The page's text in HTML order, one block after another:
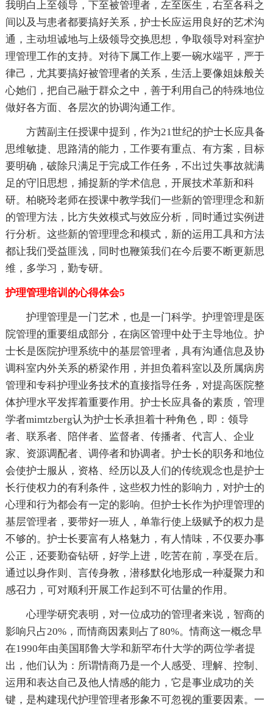
我明白上至领导，下至被管理者，左至医生，右至各科之
间以及与患者都要搞好关系，护士长应运用良好的艺术沟
通，主动坦诚地与上级领导交换思想，争取领导对科室护
理管理工作的支持。对待下属工作上要一碗水端平，严于
律己，尤其要搞好被管理者的关系，生活上要像姐妹般关
心她们，把自己融于群众之中，善于利用自己的特殊地位
做好各方面、各层次的协调沟通工作。
方茜副主任授课中提到，作为21世纪的护士长应具备
思维敏捷、思路清的能力，工作要有重点、有方案，目标
要明确，破除只满足于完成工作任务，不出过失事故就满
足的守旧思想，捕捉新的学术信息，开展技术革新和科
研。柏晓玲老师在授课中教学我们一些新的管理理念和新
的管理方法，比方失效模式与效应分析，同时通过实例进
行分析。这些新的管理理念和模式，新的运用工具和方法
都让我们受益匪浅，同时也鞭策我们在今后要不断更新思
维，多学习，勤专研。
护理管理培训的心得体会5
护理管理是一门艺术，也是一门科学。护理管理是医
院管理的重要组成部分，在病区管理中处于主导地位。护
士长是医院护理系统中的基层管理者，具有沟通信息及协
调科室内外关系的桥梁作用，并担负着科室以及所属病房
管理和专科护理业务技术的直接指导任务，对提高医院整
体护理水平发挥着重要作用。护士长应具备的素质，管理
学者mimtzberg认为护士长承担着十种角色，即：领导
者、联系者、陪伴者、监督者、传播者、代言人、企业
家、资源调配者、调停者和协调者。护士长的职务和地位
会使护士服从，资格、经历以及人们的传统观念也是护士
长行使权力的有利条件，这些权力性的影响力，对护士的
心理和行为都会有一定的影响。但护士长作为护理管理的
基层管理者，要带好一班人，单靠行使上级赋予的权力是
不够的。护士长要富有人格魅力，有人情味，不仅要办事
公正，还要勤奋钻研，好学上进，吃苦在前，享受在后。
通过以身作则、言传身教，潜移默化地形成一种凝聚力和
感召力，可对顺利开展工作起到不可估量的作用。
心理学研究表明，对一位成功的管理者来说，智商的
影响只占20%，而情商因素则占了80%。情商这一概念早
在1990年由美国耶鲁大学和新罕布什大学的两位学者提
出，他们认为：所谓情商乃是一个人感受、理解、控制、
运用和表达自己及他人情感的能力，它是事业成功的关
键，是构建现代护理管理者形象不可忽视的重要因素。一